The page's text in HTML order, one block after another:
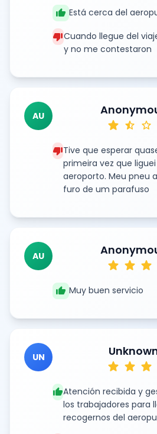
thumb_up Está cerca del
thumb_downCuando llegue del
y no me contestaron
AU
star star_half star
thumb_downTive que esperar
primeira vez que
aeroporto. Meu pneu
furo de um parafuso
AU
star star star
thumb_up Muy buen servicio
UN
star star star
thumb_upAtención recibida y
los trabajadores para
recogernos del